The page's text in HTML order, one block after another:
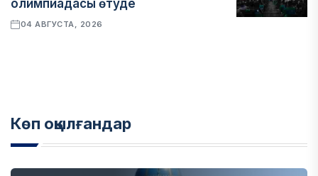
олимпиадасы өтуде
04 АВГУСТА, 2026
Көп оқылғандар